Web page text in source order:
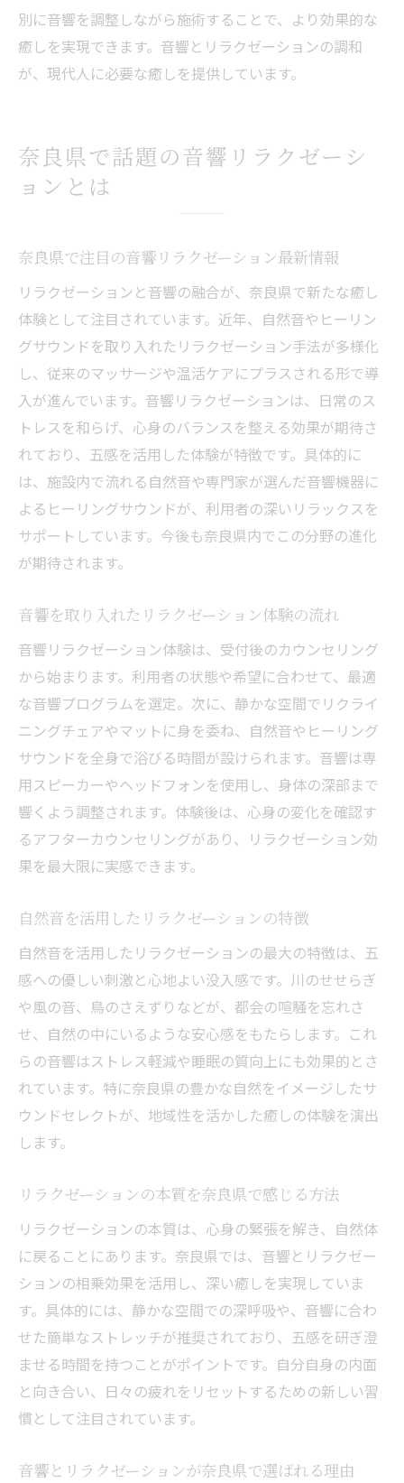
リラクゼーションで体感するリンパケアの
魅力
癒しを深めるリラクゼーションの施術選び
東生駒エリアで注目のリラクゼーション体験
東生駒でリラクゼーション体験が人気の理
リラクゼーション施設で叶う東生駒の癒し
東生駒で選ばれるリラクゼーション施術と
音響で進化する東生駒のリラクゼーション
空間
東生駒エリアのリラクゼーション最新トレ
ンド
リラクゼーションで感じる東生駒ならでは
の魅力
音響リラクゼーションがもたらす心の変化と安
らぎ
果
リラクゼーションで感じる心の安らぎの理
由
音響で実感するリラクゼーションの感情変
化
リラクゼーションによるメンタルケアの新
常識
瞬間
別に音響を調整しながら施術することで、より効果的な
癒しを実現できます。音響とリラクゼーションの調和
が、現代人に必要な癒しを提供しています。
奈良県で話題の音響リラクゼーシ
ョンとは
奈良県で注目の音響リラクゼーション最新情報
リラクゼーションと音響の融合が、奈良県で新たな癒し
体験として注目されています。近年、自然音やヒーリン
グサウンドを取り入れたリラクゼーション手法が多様化
し、従来のマッサージや温活ケアにプラスされる形で導
入が進んでいます。音響リラクゼーションは、日常のス
トレスを和らげ、心身のバランスを整える効果が期待さ
れており、五感を活用した体験が特徴です。具体的に
は、施設内で流れる自然音や専門家が選んだ音響機器に
よるヒーリングサウンドが、利用者の深いリラックスを
サポートしています。今後も奈良県内でこの分野の進化
が期待されます。
音響を取り入れたリラクゼーション体験の流れ
音響リラクゼーション体験は、受付後のカウンセリング
から始まります。利用者の状態や希望に合わせて、最適
な音響プログラムを選定。次に、静かな空間でリクライ
ニングチェアやマットに身を委ね、自然音やヒーリング
サウンドを全身で浴びる時間が設けられます。音響は専
用スピーカーやヘッドフォンを使用し、身体の深部まで
響くよう調整されます。体験後は、心身の変化を確認す
るアフターカウンセリングがあり、リラクゼーション効
果を最大限に実感できます。
自然音を活用したリラクゼーションの特徴
自然音を活用したリラクゼーションの最大の特徴は、五
感への優しい刺激と心地よい没入感です。川のせせらぎ
や風の音、鳥のさえずりなどが、都会の喧騒を忘れさ
せ、自然の中にいるような安心感をもたらします。これ
らの音響はストレス軽減や睡眠の質向上にも効果的とさ
れています。特に奈良県の豊かな自然をイメージしたサ
ウンドセレクトが、地域性を活かした癒しの体験を演出
します。
リラクゼーションの本質を奈良県で感じる方法
リラクゼーションの本質は、心身の緊張を解き、自然体
に戻ることにあります。奈良県では、音響とリラクゼー
ションの相乗効果を活用し、深い癒しを実現していま
す。具体的には、静かな空間での深呼吸や、音響に合わ
せた簡単なストレッチが推奨されており、五感を研ぎ澄
ませる時間を持つことがポイントです。自分自身の内面
と向き合い、日々の疲れをリセットするための新しい習
慣として注目されています。
音響とリラクゼーションが奈良県で選ばれる理由